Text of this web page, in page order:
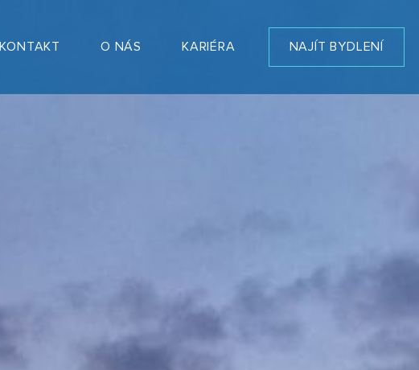
KONTAKT O NÁS KARIÉRA NAJÍT BYDLENÍ